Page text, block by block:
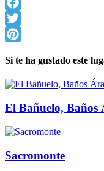
Facebook
Twitter
Si te ha gustado este
El Bañuelo, Baños
Sacromonte